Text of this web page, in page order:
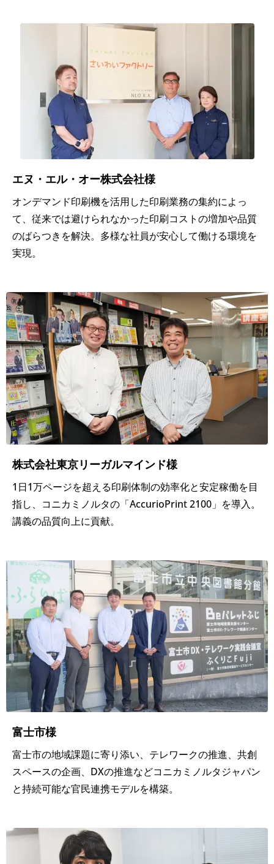
現
いつ
でも
稟
議・
紙文
書の
削
減・
運用
管理
出
環
境
適
化
ど
こ
で
も
安
心
プ
リ
ン
福祉
組合
金
融
機
商
社
製
版
印
刷
出
版
IT/
通
信
未
満
1
万
上
そ
の
他
エヌ・エル・オー株式会社様
オンデマンド印刷機を活用した印刷業務の集約によっ
て、従来では避けられなかった印刷コストの増加や品質
のばらつきを解決。多様な社員が安心して働ける環境を
実現。
株式会社東京リーガルマインド様
1日1万ページを超える印刷体制の効率化と安定稼働を目
指し、コニカミノルタの「AccurioPrint 2100」を導入。
講義の品質向上に貢献。
富士市様
富士市の地域課題に寄り添い、テレワークの推進、共創
スペースの企画、DXの推進などコニカミノルタジャパン
と持続可能な官民連携モデルを構築。